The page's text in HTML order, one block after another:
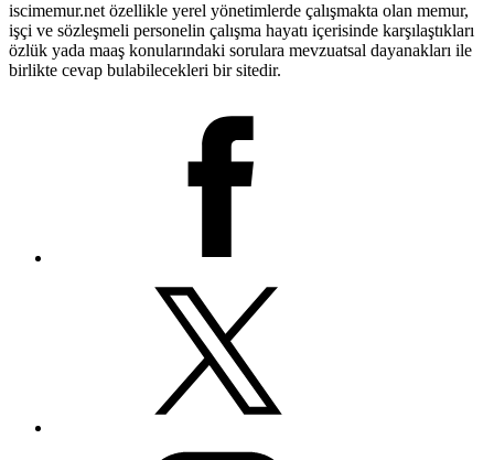
iscimemur.net özellikle yerel yönetimlerde çalışmakta olan memur,
işçi ve sözleşmeli personelin çalışma hayatı içerisinde karşılaştıkları
özlük yada maaş konularındaki sorulara mevzuatsal dayanakları ile
birlikte cevap bulabilecekleri bir sitedir.